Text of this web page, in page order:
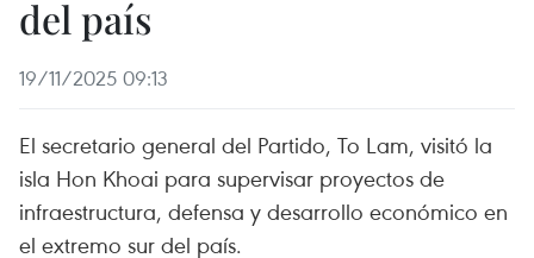
del país
19/11/2025 09:13
El secretario general del Partido, To Lam, visitó la
isla Hon Khoai para supervisar proyectos de
infraestructura, defensa y desarrollo económico en
el extremo sur del país.